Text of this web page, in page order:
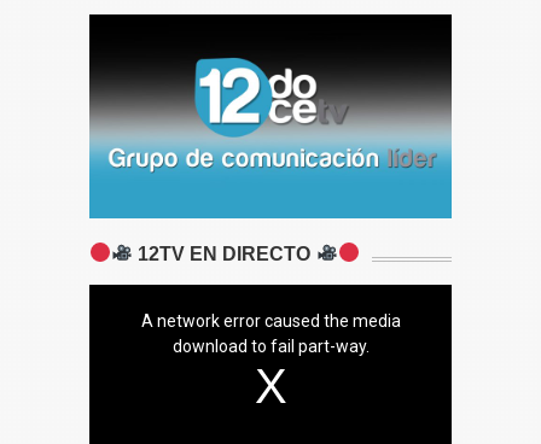
12TV EN DIRECTO
A network error caused the media
download to fail part-way.